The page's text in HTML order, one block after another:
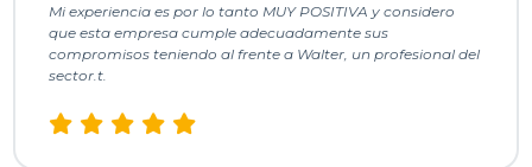
Mi experiencia es por lo tanto MUY POSITIVA y considero
que esta empresa cumple adecuadamente sus
compromisos teniendo al frente a Walter, un profesional del
sector.t.